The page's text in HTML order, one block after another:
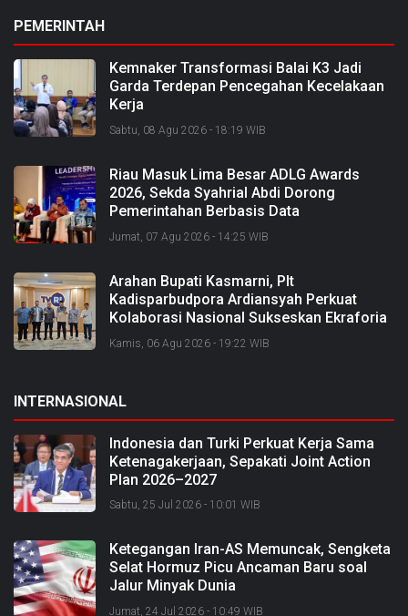
PEMERINTAH
Kemnaker Transformasi Balai K3 Jadi
Garda Terdepan Pencegahan Kecelakaan
Kerja
Sabtu, 08 Agu 2026 - 18:19 WIB
Riau Masuk Lima Besar ADLG Awards
2026, Sekda Syahrial Abdi Dorong
Pemerintahan Berbasis Data
Jumat, 07 Agu 2026 - 14:25 WIB
Arahan Bupati Kasmarni, Plt
Kadisparbudpora Ardiansyah Perkuat
Kolaborasi Nasional Sukseskan Ekraforia
2026 dan Bangun Bengkalis sebagai
Kabupaten Kreatif
Kamis, 06 Agu 2026 - 19:22 WIB
INTERNASIONAL
Indonesia dan Turki Perkuat Kerja Sama
Ketenagakerjaan, Sepakati Joint Action
Plan 2026–2027
Sabtu, 25 Jul 2026 - 10:01 WIB
Ketegangan Iran-AS Memuncak, Sengketa
Selat Hormuz Picu Ancaman Baru soal
Jalur Minyak Dunia
Jumat, 24 Jul 2026 - 10:49 WIB